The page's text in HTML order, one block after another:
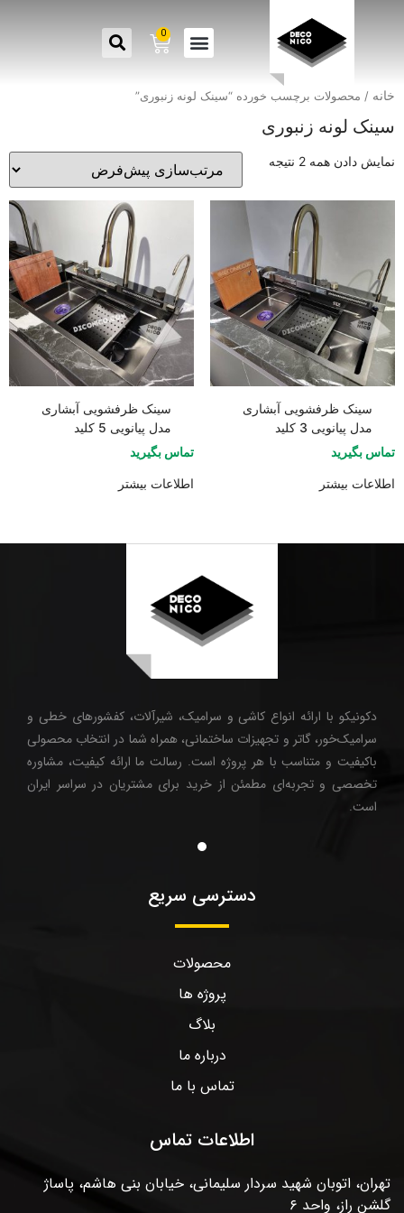
0
خانه / محصولات برچسب خورده “سینک لونه زنبوری”
سینک لونه زنبوری
نمایش دادن همه 2 نتیجه
سینک ظرفشویی آبشاری
مدل پیانویی 3 کلید
تماس بگیرید
اطلاعات بیشتر
سینک ظرفشویی آبشاری
مدل پیانویی 5 کلید
تماس بگیرید
اطلاعات بیشتر
دکونیکو با ارائه انواع کاشی و سرامیک، شیرآلات، کفشورهای خطی و
سرامیک‌خور، گاتر و تجهیزات ساختمانی، همراه شما در انتخاب محصولی
باکیفیت و متناسب با هر پروژه است. رسالت ما ارائه کیفیت، مشاوره
تخصصی و تجربه‌ای مطمئن از خرید برای مشتریان در سراسر ایران
است.
دسترسی سریع
محصولات
پروژه ها
بلاگ
درباره ما
تماس با ما
اطلاعات تماس
تهران، اتوبان شهید سردار سلیمانی، خیابان بنی هاشم، پاساژ
گلشن راز، واحد ۶